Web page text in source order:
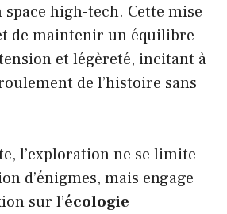
space high-tech. Cette mise
de maintenir un équilibre
et légèreté, incitant à
de l’histoire sans
l’exploration ne se limite
d’énigmes, mais engage
sur l’écologie